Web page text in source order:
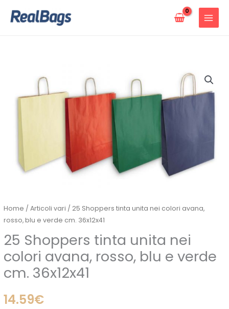
Home /Articoli vari / 25 Shoppers tinta unita nei colori avana,
rosso, blu e verde cm. 36x12x41
25 Shoppers tinta unita nei
colori avana, rosso, blu e verde
cm. 36x12x41
14.59€
tinta
cm.
36x12x41
quantità